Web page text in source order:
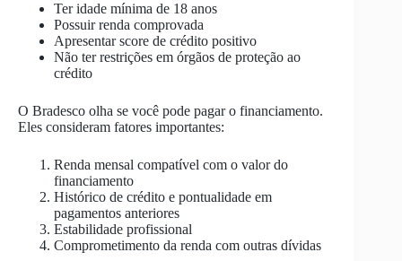
Ter idade mínima de 18 anos
Possuir renda comprovada
Apresentar score de crédito positivo
Não ter restrições em órgãos de proteção ao
crédito
O Bradesco olha se você pode pagar o financiamento.
Eles consideram fatores importantes:
Renda mensal compatível com o valor do
financiamento
Histórico de crédito e pontualidade em
pagamentos anteriores
Estabilidade profissional
Comprometimento da renda com outras dívidas